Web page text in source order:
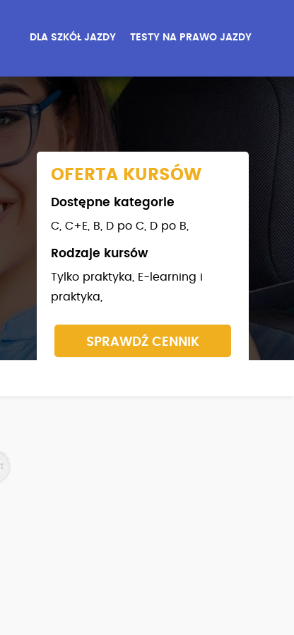
DLA SZKÓŁ JAZDY TESTY NA PRAWO JAZDY
OFERTA KURSÓW
Dostępne kategorie
C, C+E, B, D po C, D po B,
Rodzaje kursów
Tylko praktyka,
E-learning i
praktyka,
SPRAWDŹ CENNIK